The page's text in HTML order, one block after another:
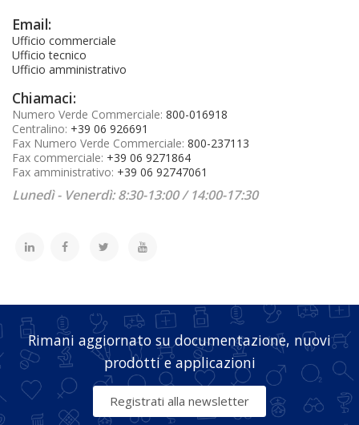
Email:
Ufficio commerciale
Ufficio tecnico
Ufficio amministrativo
Chiamaci:
Numero Verde Commerciale: 800-016918
Centralino: +39 06 926691
Fax Numero Verde Commerciale: 800-237113
Fax commerciale: +39 06 9271864
Fax amministrativo: +39 06 92747061
Lunedì - Venerdì: 8:30-13:00 / 14:00-17:30
Rimani aggiornato su documentazione, nuovi
prodotti e applicazioni
Registrati alla newsletter